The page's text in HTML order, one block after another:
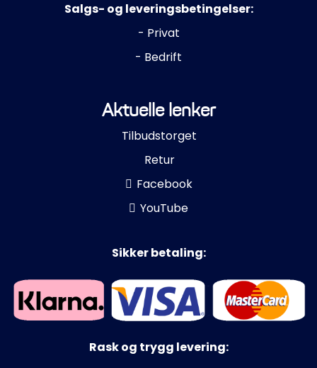
Salgs- og leveringsbetingelser:
- Privat
- Bedrift
Aktuelle lenker
Tilbudstorget
Retur
Facebook
YouTube
Sikker betaling:
Rask og trygg levering: